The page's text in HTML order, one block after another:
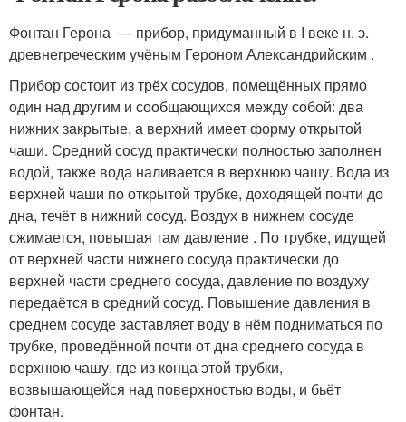
Фонтан Герона — прибор, придуманный в I веке н. э.
древнегреческим учёным Героном Александрийским .
Прибор состоит из трёх сосудов, помещённых прямо
один над другим и сообщающихся между собой: два
нижних закрытые, а верхний имеет форму открытой
чаши. Средний сосуд практически полностью заполнен
водой, также вода наливается в верхнюю чашу. Вода из
верхней чаши по открытой трубке, доходящей почти до
дна, течёт в нижний сосуд. Воздух в нижнем сосуде
сжимается, повышая там давление . По трубке, идущей
от верхней части нижнего сосуда практически до
верхней части среднего сосуда, давление по воздуху
передаётся в средний сосуд. Повышение давления в
среднем сосуде заставляет воду в нём подниматься по
трубке, проведённой почти от дна среднего сосуда в
верхнюю чашу, где из конца этой трубки,
возвышающейся над поверхностью воды, и бьёт
фонтан.